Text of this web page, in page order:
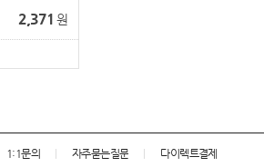
2,371 원
1:1문의 자주묻는질문 다이렉트결제